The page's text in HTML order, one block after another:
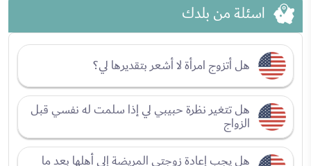
اسئلة من بلدك
هل أتزوج امرأة لا أشعر بتقديرها لي؟
هل تتغير نظرة حبيبي لي إذا سلمت له نفسي قبل
الزواج
هل يجب إعادة زوجتي المريضة إلى أهلها بعد ما